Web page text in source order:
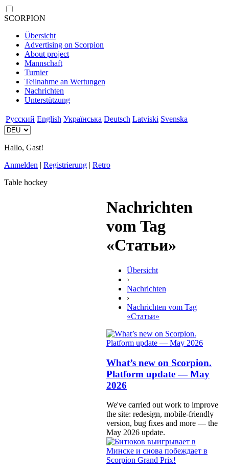
SCORPION
Übersicht
Advertising on Scorpion
About project
Mannschaft
Turnier
Teilnahme an Wertungen
Nachrichten
Unterstützung
Русский English Українська Deutsch Latviski Svenska
Hallo, Gast!
Anmelden | Registrierung | Retro
Table hockey
Nachrichten
vom Tag
«Статьи»
Übersicht
›
Nachrichten
›
Nachrichten vom Tag
«Статьи»
What’s new on Scorpion.
Platform update — May
2026
We've carried out work to improve
the site: redesign, mobile-friendly
version, bug fixes and more — the
May 2026 update.